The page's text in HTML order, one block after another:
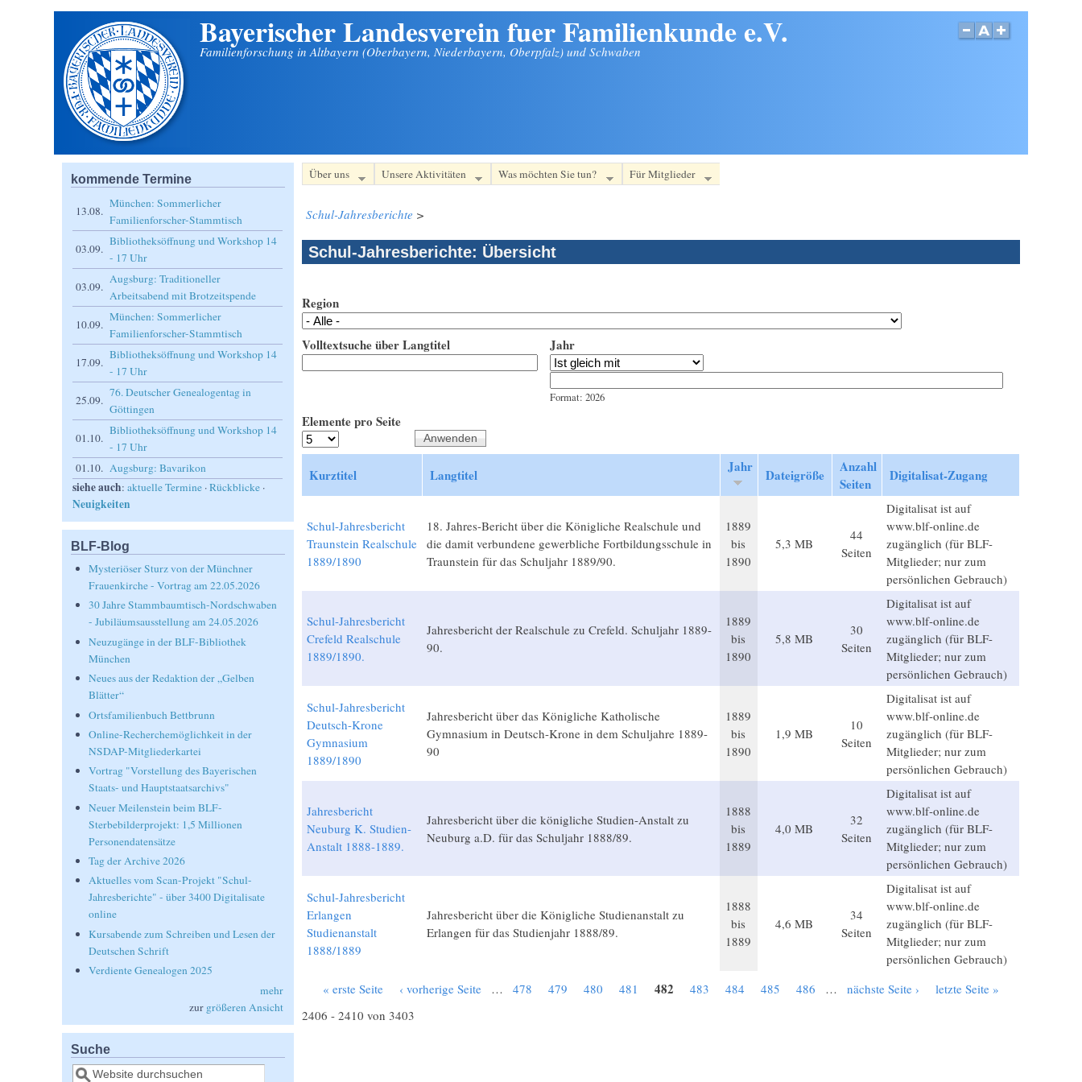
Bayerischer Landesverein fuer Familienkunde e.V.
Familienforschung in Altbayern (Oberbayern, Niederbayern, Oberpfalz) und Schwaben
Über uns Unsere Aktivitäten Was möchten Sie tun? Für Mitglieder
Schul-Jahresberichte >
Schul-Jahresberichte: Übersicht
Region
Volltextsuche über Langtitel
Jahr
Format: 2026
Elemente pro Seite
Kurztitel Langtitel Jahr Dateigröße
Anzahl
Seiten
Digitalisat-Zugang
Schul-Jahresbericht
Traunstein Realschule
1889/1890
18. Jahres-Bericht über die Königliche Realschule und
die damit verbundene gewerbliche Fortbildungsschule in
Traunstein für das Schuljahr 1889/90.
1889
bis
1890
5,3 MB
44
Seiten
Digitalisat ist auf
www.blf-online.de
zugänglich (für BLF-
Mitglieder; nur zum
persönlichen Gebrauch)
Schul-Jahresbericht
Crefeld Realschule
1889/1890.
Jahresbericht der Realschule zu Crefeld. Schuljahr 1889-
90.
1889
bis
1890
5,8 MB
30
Seiten
Digitalisat ist auf
www.blf-online.de
zugänglich (für BLF-
Mitglieder; nur zum
persönlichen Gebrauch)
Schul-Jahresbericht
Deutsch-Krone
Gymnasium
1889/1890
Jahresbericht über das Königliche Katholische
Gymnasium in Deutsch-Krone in dem Schuljahre 1889-
90
1889
bis
1890
1,9 MB
10
Seiten
Digitalisat ist auf
www.blf-online.de
zugänglich (für BLF-
Mitglieder; nur zum
persönlichen Gebrauch)
Jahresbericht
Neuburg K. Studien-
Anstalt 1888-1889.
Jahresbericht über die königliche Studien-Anstalt zu
Neuburg a.D. für das Schuljahr 1888/89.
1888
bis
1889
4,0 MB
32
Seiten
Digitalisat ist auf
www.blf-online.de
zugänglich (für BLF-
Mitglieder; nur zum
persönlichen Gebrauch)
Schul-Jahresbericht
Erlangen
Studienanstalt
1888/1889
Jahresbericht über die Königliche Studienanstalt zu
Erlangen für das Studienjahr 1888/89.
1888
bis
1889
4,6 MB
34
Seiten
Digitalisat ist auf
www.blf-online.de
zugänglich (für BLF-
Mitglieder; nur zum
persönlichen Gebrauch)
Seiten
« erste Seite ‹ vorherige Seite … 478 479 480 481 482 483 484 485 486 … nächste Seite ›
letzte Seite »
2406 - 2410 von 3403
kommende Termine
13.08.
München: Sommerlicher
Familienforscher-Stammtisch
03.09.
Bibliotheksöffnung und Workshop 14
- 17 Uhr
03.09.
Augsburg: Traditioneller
Arbeitsabend mit Brotzeitspende
10.09.
München: Sommerlicher
Familienforscher-Stammtisch
17.09.
Bibliotheksöffnung und Workshop 14
- 17 Uhr
25.09.
76. Deutscher Genealogentag in
Göttingen
01.10.
Bibliotheksöffnung und Workshop 14
- 17 Uhr
01.10. Augsburg: Bavarikon
siehe auch:aktuelle Termine ·Rückblicke ·
Neuigkeiten
BLF-Blog
Mysteriöser Sturz von der Münchner
Frauenkirche - Vortrag am 22.05.2026
30 Jahre Stammbaumtisch-Nordschwaben
- Jubiläumsausstellung am 24.05.2026
Neuzugänge in der BLF-Bibliothek
München
Neues aus der Redaktion der „Gelben
Blätter“
Ortsfamilienbuch Bettbrunn
Online-Recherchemöglichkeit in der
NSDAP-Mitgliederkartei
Vortrag "Vorstellung des Bayerischen
Staats- und Hauptstaatsarchivs"
Neuer Meilenstein beim BLF-
Sterbebilderprojekt: 1,5 Millionen
Personendatensätze
Tag der Archive 2026
Aktuelles vom Scan-Projekt "Schul-
Jahresberichte" - über 3400 Digitalisate
online
Kursabende zum Schreiben und Lesen der
Deutschen Schrift
Verdiente Genealogen 2025
mehr
zur größeren Ansicht
Suche
Suche